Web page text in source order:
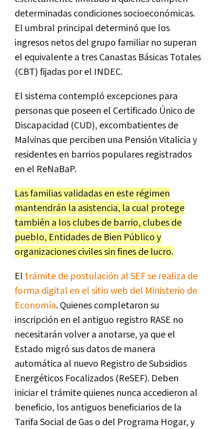
determinadas condiciones socioeconómicas.
El umbral principal determinó que los
ingresos netos del grupo familiar no superan
el equivalente a tres Canastas Básicas Totales
(CBT) fijadas por el INDEC.
El sistema contempló excepciones para
personas que poseen el Certificado Único de
Discapacidad (CUD), excombatientes de
Malvinas que perciben una Pensión Vitalicia y
residentes en barrios populares registrados
en el ReNaBaP.
Las familias validadas en este régimen
mantendrán la asistencia, la cual protege
también a los clubes de barrio, clubes de
pueblo, Entidades de Bien Público y
organizaciones civiles sin fines de lucro.
El trámite de postulación al SEF se realiza de
forma digital en el sitio web del Ministerio de
Economía. Quienes completaron su
inscripción en el antiguo registro RASE no
necesitarán volver a anotarse, ya que el
Estado migró sus datos de manera
automática al nuevo Registro de Subsidios
Energéticos Focalizados (ReSEF). Deben
iniciar el trámite quienes nunca accedieron al
beneficio, los antiguos beneficiarios de la
Tarifa Social de Gas o del Programa Hogar, y